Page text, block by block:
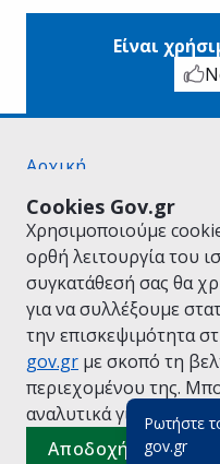
Ρωτήστε
gov.gr
Cookies Gov.gr
Χρησιμοποιούμε
ορθή λειτουργία του
συγκατάθεσή σας θα
για να συλλέξουμε
την επισκεψιμότητα
gov.gr με σκοπό τη
περιεχομένου της.
αναλυτικά για την
Αποδοχή όλων
Είναι
Αρχική
Όροι Χρήσης
Πολιτική Απορρήτου
Δήλωση
Πολιτική cookies
Προτάσεις για το gov.gr
Υλοποίηση από το
Διακυβέρνησης
Ελληνικά |Αγγλικά